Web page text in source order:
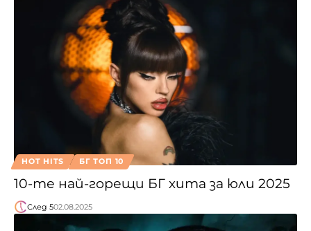
HOT HITS БГ ТОП 10
10-те най-горещи БГ хита за юли 2025
След 502.08.2025